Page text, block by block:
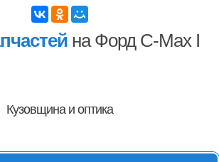
на Форд C-Max I
Кузовщина и оптика